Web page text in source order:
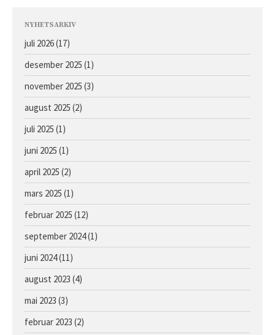
Årets föll og åringer 2026 –
Hingst e. Appel Au Maitre u.
NYHETSARKIV
juli 2026(17)
desember 2025 (1)
november 2025 (3)
august 2025 (2)
juli 2025 (1)
juni 2025 (1)
april 2025 (2)
mars 2025 (1)
februar 2025 (12)
september 2024(1)
juni 2024(11)
august 2023 (4)
mai 2023 (3)
februar 2023 (2)